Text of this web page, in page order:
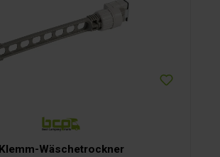
Klemm-Wäschetrockner